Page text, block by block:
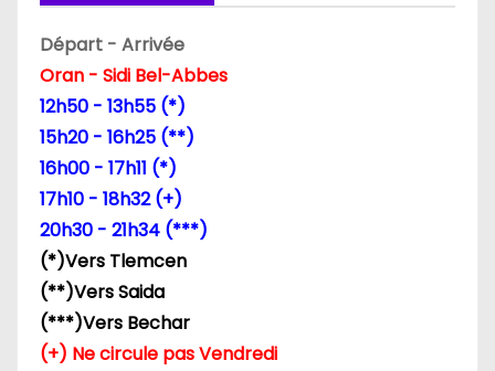
Départ - Arrivée
Oran - Sidi Bel-Abbes
12h50 - 13h55 (*)
15h20 - 16h25 (**)
16h00 - 17h11 (*)
17h10 - 18h32 (+)
20h30 - 21h34 (***)
(*)Vers Tlemcen
(**)Vers Saida
(***)Vers Bechar
(+) Ne circule pas Vendredi